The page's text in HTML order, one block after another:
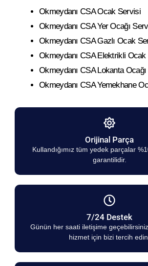
Okmeydanı CSA Ocak Servisi
Okmeydanı CSA Yer Ocağı
Okmeydanı CSA Gazlı Ocak
Okmeydanı CSA Elektrikli
Okmeydanı CSA Lokanta
Okmeydanı CSA Yemekhane
Orijinal Parça
Kullandığımız tüm yedek parçalar
garantilidir.
7/24 Destek
Günün her saati iletişime
hizmet için bizi tercih